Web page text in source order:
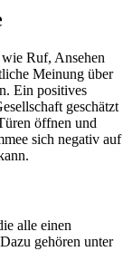
Ruf, Ansehen
Meinung über
Ein positives
geschätzt
öffnen und
sich negativ auf
alle einen
gehören unter